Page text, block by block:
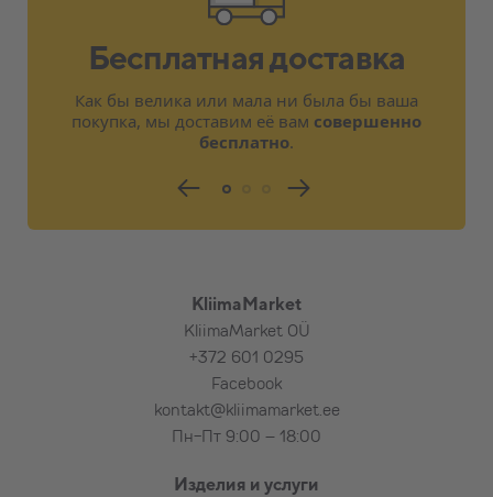
Бесплатная доставка
Как бы велика или мала ни была бы ваша
покупка, мы доставим её вам совершенно
бесплатно.
KliimaMarket
KliimaMarket OÜ
+372 601 0295
Facebook
kontakt@kliimamarket.ee
Пн-Пт 9:00 – 18:00
Изделия и услуги